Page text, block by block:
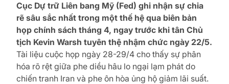
Cục Dự trữ Liên bang Mỹ (Fed) ghi nhận sự chia
rẽ sâu sắc nhất trong một thế hệ qua biên bản
họp chính sách tháng 4, ngay trước khi tân Chủ
tịch Kevin Warsh tuyên thệ nhậm chức ngày 22/5.
Tài liệu cuộc họp ngày 28-29/4 cho thấy sự phân
hóa rõ rệt giữa phe diều hâu lo ngại lạm phát do
chiến tranh Iran và phe ôn hòa ủng hộ giảm lãi suất.